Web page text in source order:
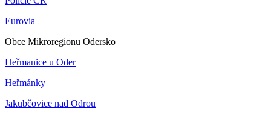
Eurovia
Obce Mikroregionu Odersko
Heřmanice u Oder
Heřmánky
Jakubčovice nad Odrou